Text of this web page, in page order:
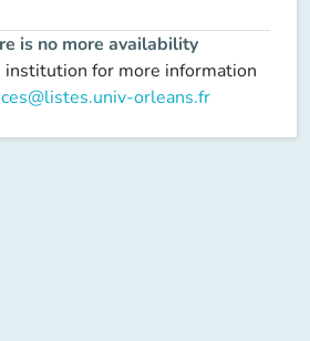
is no more availability
institution for more information
orleans.fr